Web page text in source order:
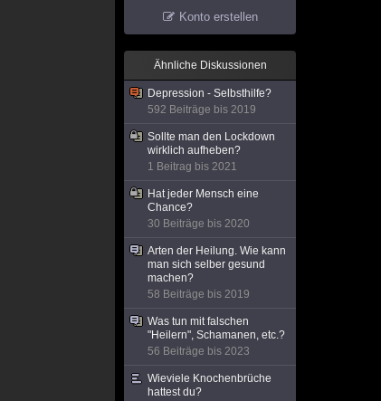
Konto erstellen
Ähnliche Diskussionen
Depression - Selbsthilfe?
592 Beiträge bis 2019
Sollte man den Lockdown
wirklich aufheben?
1 Beitrag bis 2021
Hat jeder Mensch eine
Chance?
30 Beiträge bis 2020
Arten der Heilung. Wie kann
man sich selber gesund
machen?
58 Beiträge bis 2019
Was tun mit falschen
"Heilern", Schamanen, etc.?
56 Beiträge bis 2023
Wieviele Knochenbrüche
hattest du?